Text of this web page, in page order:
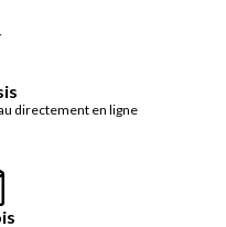
directement en ligne